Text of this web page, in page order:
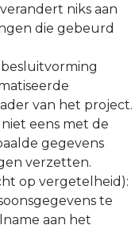
niks aan
die gebeurd
van het project.
eens met de
gegevens
verzetten.
op vergetelheid):
te
aan het